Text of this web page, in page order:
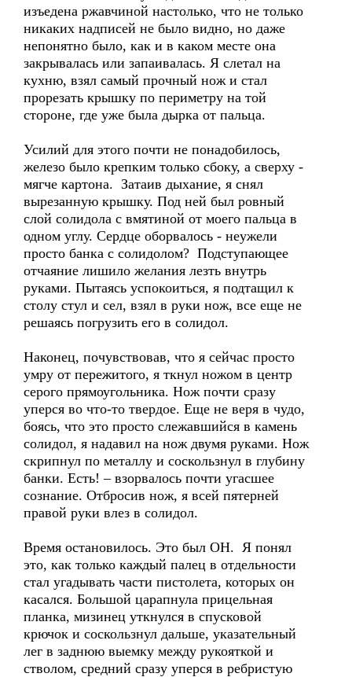
изъедена ржавчиной настолько, что не только
никаких надписей не было видно, но даже
непонятно было, как и в каком месте она
закрывалась или запаивалась. Я слетал на
кухню, взял самый прочный нож и стал
прорезать крышку по периметру на той
стороне, где уже была дырка от пальца.
Усилий для этого почти не понадобилось,
железо было крепким только сбоку, а сверху -
мягче картона. Затаив дыхание, я снял
вырезанную крышку. Под ней был ровный
слой солидола с вмятиной от моего пальца в
одном углу. Сердце оборвалось - неужели
просто банка с солидолом? Подступающее
отчаяние лишило желания лезть внутрь
руками. Пытаясь успокоиться, я подтащил к
столу стул и сел, взял в руки нож, все еще не
решаясь погрузить его в солидол.
Наконец, почувствовав, что я сейчас просто
умру от пережитого, я ткнул ножом в центр
серого прямоугольника. Нож почти сразу
уперся во что-то твердое. Еще не веря в чудо,
боясь, что это просто слежавшийся в камень
солидол, я надавил на нож двумя руками. Нож
скрипнул по металлу и соскользнул в глубину
банки. Есть! – взорвалось почти угасшее
сознание. Отбросив нож, я всей пятерней
правой руки влез в солидол.
Время остановилось. Это был ОН. Я понял
это, как только каждый палец в отдельности
стал угадывать части пистолета, которых он
касался. Большой царапнула прицельная
планка, мизинец уткнулся в спусковой
крючок и соскользнул дальше, указательный
лег в заднюю выемку между рукояткой и
стволом, средний сразу уперся в ребристую